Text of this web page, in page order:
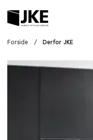
Forside / Derfor JKE